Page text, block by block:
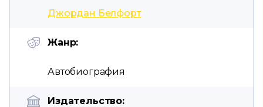
Джордан Белфорт
Жанр:
Автобиография
Издательство: